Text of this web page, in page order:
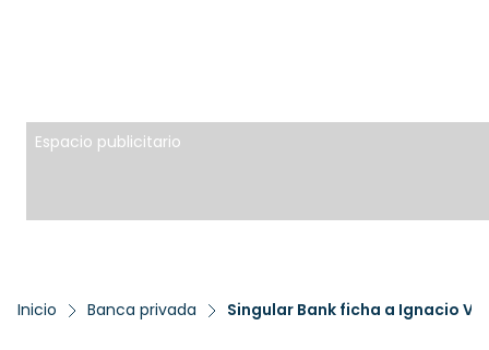
Espacio publicitario
Inicio Banca privada Singular Bank ficha a Ignacio